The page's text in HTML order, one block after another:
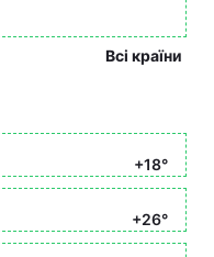
Всі країни
+18°
+26°